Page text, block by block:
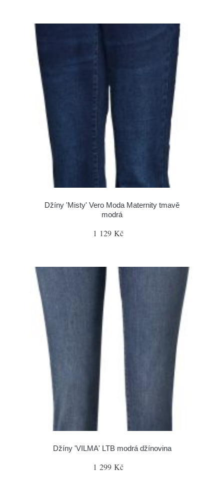
Džíny 'Misty' Vero Moda Maternity tmavě
modrá
1 129 Kč
Džíny 'VILMA' LTB modrá džínovina
1 299 Kč